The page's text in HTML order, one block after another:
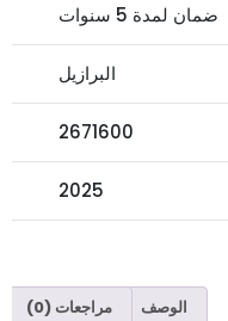
ضمان لمدة 5 سنوات
البرازيل
2671600
2025
الوصف مراجعات (0)